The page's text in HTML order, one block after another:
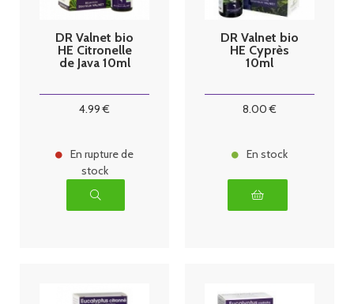
DR Valnet bio
HE Citronelle
de Java 10ml
4.99 €
En rupture de
stock
DR Valnet bio
HE Cyprès
10ml
8.00 €
En stock